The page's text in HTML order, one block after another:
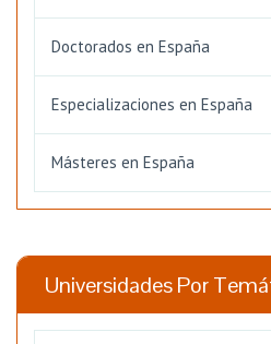
Doctorados en España
Especializaciones en España
Másteres en España
Universidades Por